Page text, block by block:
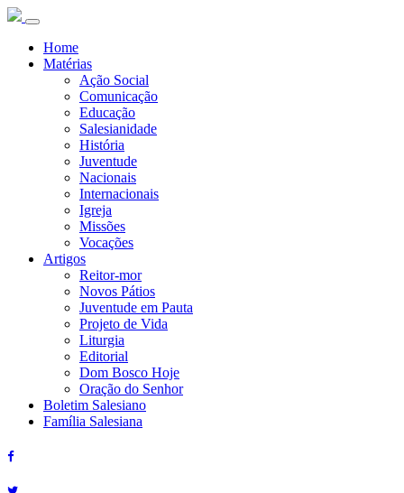
Home
Matérias
Ação Social
Comunicação
Educação
Salesianidade
História
Juventude
Nacionais
Internacionais
Igreja
Missões
Vocações
Artigos
Reitor-mor
Novos Pátios
Juventude em Pauta
Projeto de Vida
Liturgia
Editorial
Dom Bosco Hoje
Oração do Senhor
Boletim Salesiano
Família Salesiana